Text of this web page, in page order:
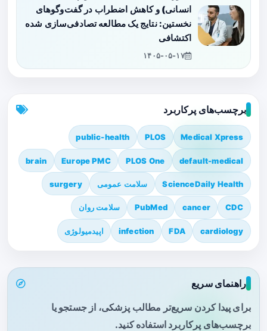
انسانی) و کاهش اضطراب در گفت‌وگوهای
نخستین: نتایج یک مطالعه تصادفی‌سازی شده
اکتشافی
۱۴۰۵-۰۵-۱۷
برچسب‌های پرکاربرد
Medical Xpress
PLOS
public-health
default-medical
PLOS One
Europe PMC
brain
ScienceDaily Health سلامت عمومی surgery
CDC
cancer
PubMed سلامت روان
cardiology
FDA
infection اپیدمیولوژی
راهنمای سریع
برای پیدا کردن سریع‌تر مطالب پزشکی، از جستجو یا
برچسب‌های پرکاربرد استفاده کنید.